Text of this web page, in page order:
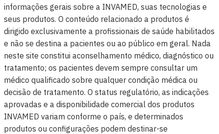
informações gerais sobre a INVAMED, suas tecnologias e
seus produtos. O conteúdo relacionado a produtos é
dirigido exclusivamente a profissionais de saúde habilitados
e não se destina a pacientes ou ao público em geral. Nada
neste site constitui aconselhamento médico, diagnóstico ou
tratamento; os pacientes devem sempre consultar um
médico qualificado sobre qualquer condição médica ou
decisão de tratamento. O status regulatório, as indicações
aprovadas e a disponibilidade comercial dos produtos
INVAMED variam conforme o país, e determinados
produtos ou configurações podem destinar-se